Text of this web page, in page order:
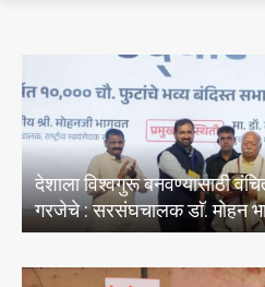
वंचितांना मुख्य प्रवाहात आणणे
मोहन भागवत